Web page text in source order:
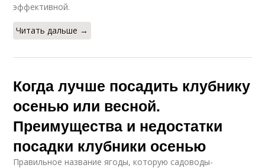
эффективной.
Читать дальше →
Когда лучше посадить клубнику
осенью или весной.
Преимущества и недостатки
посадки клубники осенью
Правильное название ягоды, которую садоводы-